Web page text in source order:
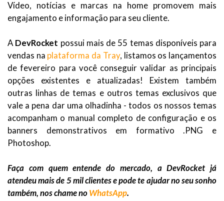
Vídeo, notícias e marcas na home promovem mais
engajamento e informação para seu cliente.
A DevRocket possui mais de 55 temas disponíveis para
vendas na plataforma da Tray, listamos os lançamentos
de fevereiro para você conseguir validar as principais
opções existentes e atualizadas! Existem também
outras linhas de temas e outros temas exclusivos que
vale a pena dar uma olhadinha - todos os nossos temas
acompanham o manual completo de configuração e os
banners demonstrativos em formativo .PNG e
Photoshop.
Faça com quem entende do mercado, a DevRocket já
atendeu mais de 5 mil clientes e pode te ajudar no seu sonho
também, nos chame noWhatsApp.